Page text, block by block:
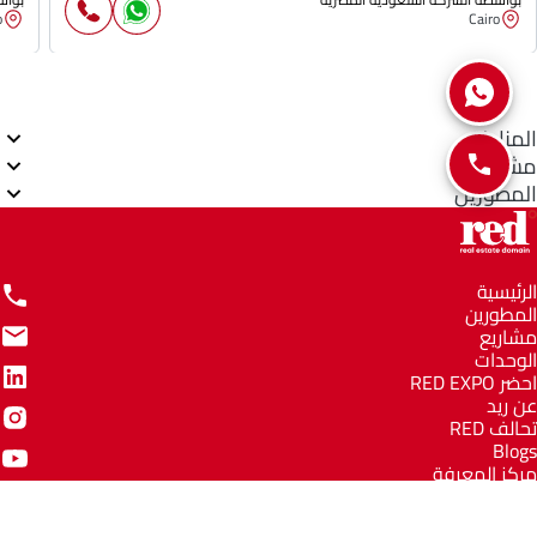
Cairo
المناطق
مشاريع
المطورين
الرئيسية
المطورين
مشاريع
الوحدات
احضر RED EXPO
عن ريد
تحالف RED
Blogs
مركز المعرفة